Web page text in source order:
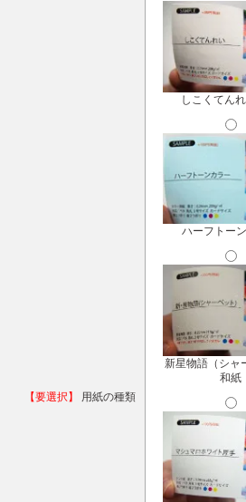
【要選択】 用紙の種類
しこくてん
ハーフトー
新星物語（シャ
和紙